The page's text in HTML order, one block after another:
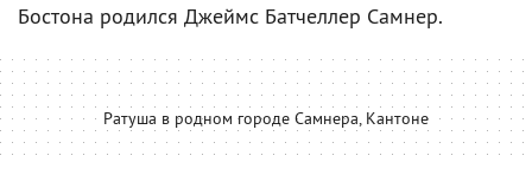
Бостона родился Джеймс Батчеллер Самнер.
Ратуша в родном городе Самнера, Кантоне